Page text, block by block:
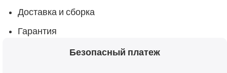
Доставка и сборка
Гарантия
Безопасный платеж